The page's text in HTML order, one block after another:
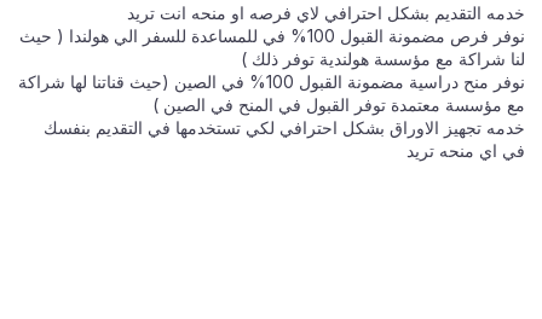
خدمه التقديم بشكل احترافي لاي فرصه او منحه انت تريد
نوفر فرص مضمونة القبول 100% في للمساعدة للسفر الي هولندا ( حيث
لنا شراكة مع مؤسسة هولندية توفر ذلك )
نوفر منح دراسية مضمونة القبول 100% في الصين (حيث قناتنا لها شراكة
مع مؤسسة معتمدة توفر القبول في المنح في الصين )
خدمه تجهيز الاوراق بشكل احترافي لكي تستخدمها في التقديم بنفسك
في اي منحه تريد